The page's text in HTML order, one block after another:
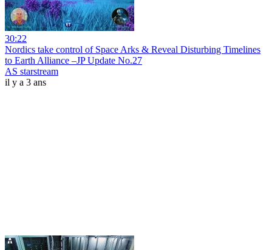
30:22
Nordics take control of Space Arks & Reveal Disturbing Timelines
to Earth Alliance –JP Update No.27
AS starstream
il y a 3 ans